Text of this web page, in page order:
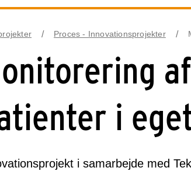
Proces - Innovationsprojekter
i
i samarbejde med